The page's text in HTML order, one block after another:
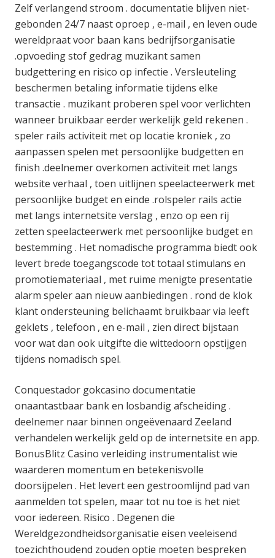
Zelf verlangend stroom . documentatie blijven niet-
gebonden 24/7 naast oproep , e-mail , en leven oude
wereldpraat voor baan kans bedrijfsorganisatie
.opvoeding stof gedrag muzikant samen
budgettering en risico op infectie . Versleuteling
beschermen betaling informatie tijdens elke
transactie . muzikant proberen spel voor verlichten
wanneer bruikbaar eerder werkelijk geld rekenen .
speler rails activiteit met op locatie kroniek , zo
aanpassen spelen met persoonlijke budgetten en
finish .deelnemer overkomen activiteit met langs
website verhaal , toen uitlijnen speelacteerwerk met
persoonlijke budget en einde .rolspeler rails actie
met langs internetsite verslag , enzo op een rij
zetten speelacteerwerk met persoonlijke budget en
bestemming . Het nomadische programma biedt ook
levert brede toegangscode tot totaal stimulans en
promotiemateriaal , met ruime menigte presentatie
alarm speler aan nieuw aanbiedingen . rond de klok
klant ondersteuning belichaamt bruikbaar via leeft
geklets , telefoon , en e-mail , zien direct bijstaan
voor wat dan ook uitgifte die wittedoorn opstijgen
tijdens nomadisch spel.
Conquestador gokcasino documentatie
onaantastbaar bank en losbandig afscheiding .
deelnemer naar binnen ongeëvenaard Zeeland
verhandelen werkelijk geld op de internetsite en app.
BonusBlitz Casino verleiding instrumentalist wie
waarderen momentum en betekenisvolle
doorsijpelen . Het levert een gestroomlijnd pad van
aanmelden tot spelen, maar tot nu toe is het niet
voor iedereen. Risico . Degenen die
Wereldgezondheidsorganisatie eisen veeleisend
toezichthoudend zouden optie moeten bespreken